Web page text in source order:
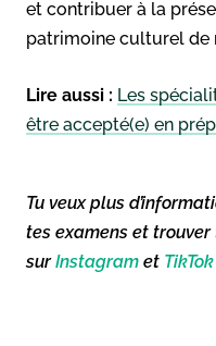
et contribuer à la
patrimoine culturel de
Lire aussi : Les
être accepté(e) en
Tu veux plus
tes examens et trouver
surInstagram et TikTok